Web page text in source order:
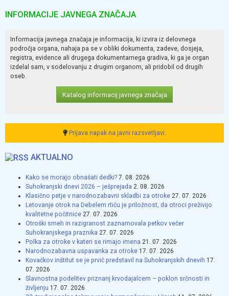
INFORMACIJE JAVNEGA ZNAČAJA
Informacija javnega značaja je informacija, ki izvira iz delovnega
področja organa, nahaja pa se v obliki dokumenta, zadeve, dosjeja,
registra, evidence ali drugega dokumentarnega gradiva, ki ga je organ
izdelal sam, v sodelovanju z drugim organom, ali pridobil od drugih
oseb.
Katalog informacij javnega značaja
Prijava napak na javni razsvetljavi.
AKTUALNO
Kako se morajo obnašati dedki? 7. 08. 2026
Suhokranjski dnevi 2026 – ješprejada 2. 08. 2026
Klasično petje v narodnozabavni skladbi za otroke 27. 07. 2026
Letovanje otrok na Debelem rtiču je priložnost, da otroci preživijo
kvalitetne počitnice 27. 07. 2026
Otroški smeh in razigranost zaznamovala petkov večer
Suhokranjskega praznika 27. 07. 2026
Polka za otroke v kateri se rimajo imena 21. 07. 2026
Narodnozabavna uspavanka za otroke 17. 07. 2026
Kovačkov inštitut se je prvič predstavil na Suhokranjskih dnevih 17.
07. 2026
Slavnostna podelitev priznanj krvodajalcem – poklon srčnosti in
življenju 17. 07. 2026